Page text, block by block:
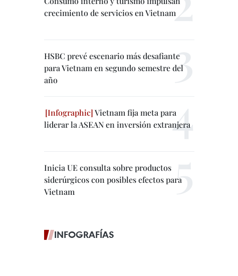
crecimiento de servicios en Vietnam
HSBC prevé escenario más desafiante
para Vietnam en segundo semestre del
año
Vietnam fija meta para
liderar la ASEAN en inversión extranjera
Inicia UE consulta sobre productos
siderúrgicos con posibles efectos para
Vietnam
INFOGRAFÍAS